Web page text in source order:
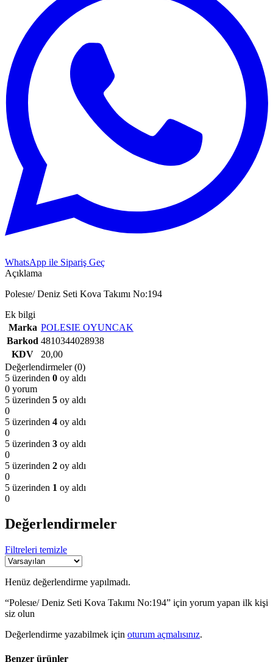
WhatsApp ile Sipariş Geç
Açıklama
Polesıe/ Deniz Seti Kova Takımı No:194
Ek bilgi
Marka POLESIE OYUNCAK
Barkod 4810344028938
KDV
20,00
Değerlendirmeler (0)
5 üzerinden 0 oy aldı
0 yorum
5 üzerinden 5 oy aldı
0
5 üzerinden 4 oy aldı
0
5 üzerinden 3 oy aldı
0
5 üzerinden 2 oy aldı
0
5 üzerinden 1 oy aldı
0
Değerlendirmeler
Filtreleri temizle
Henüz değerlendirme yapılmadı.
“Polesıe/ Deniz Seti Kova Takımı No:194” için yorum yapan ilk kişi
siz olun
Değerlendirme yazabilmek için oturum açmalısınız.
Benzer ürünler